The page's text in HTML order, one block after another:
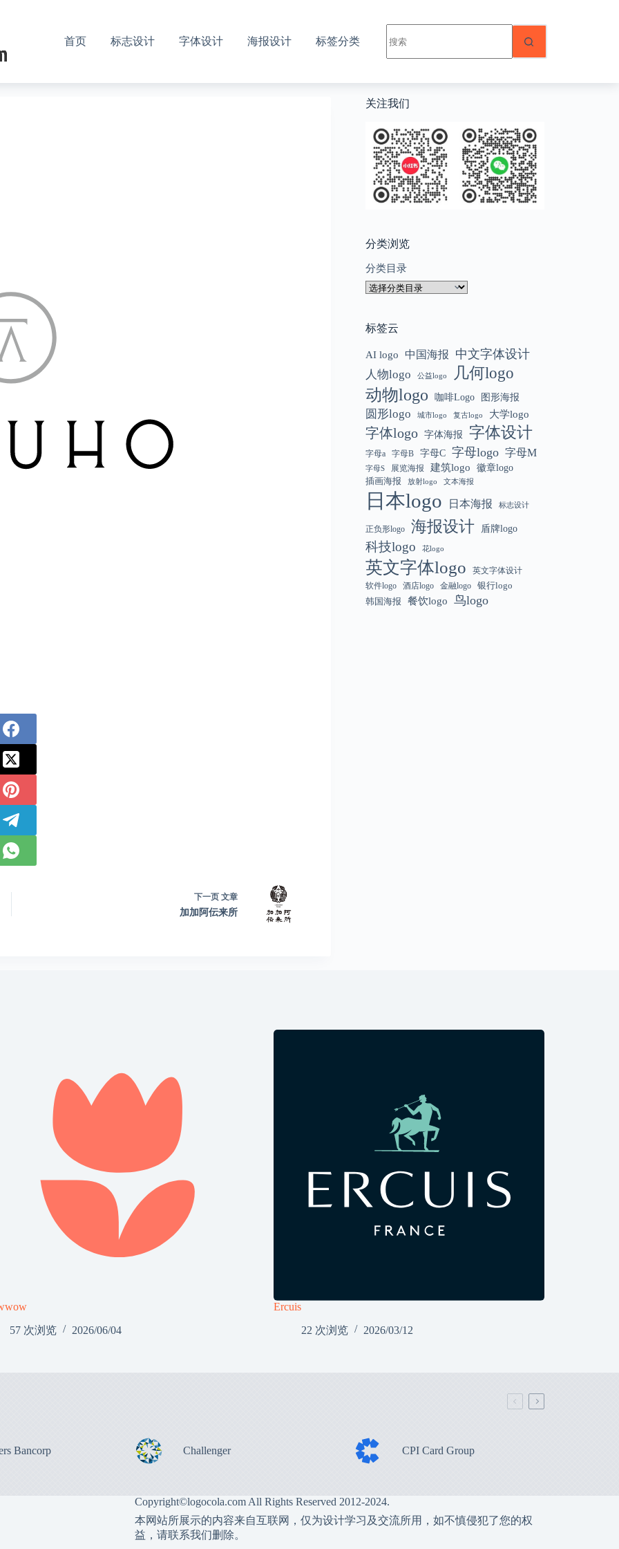
首页 标志设计 字体设计 海报设计 标签分类
结
果
下一页文章
加加阿伝来所
关注我们
分类浏览
分类目录
标签云
AI logo 中国海报 中文字体设计
人物logo 公益logo
几何logo
动物logo
咖啡Logo 图形海报
圆形logo 城市logo 复古logo 大学logo
字体logo 字体海报 字体设计
字母a 字母B 字母C 字母logo 字母M
字母S 展览海报 建筑logo 徽章logo
插画海报 放射logo 文本海报
日本logo 日本海报 标志设计
正负形logo 海报设计 盾牌logo
科技logo 花logo
英文字体logo
英文字体设计
软件logo
酒店logo 金融logo
银行logo
韩国海报
餐饮logo 鸟logo
57 次浏览
2026/06/04
Ercuis
22 次浏览
2026/03/12
Bancorp Challenger CPI Card Group
Copyright©logocola.com All Rights Reserved 2012-2024.
本网站所展示的内容来自互联网，仅为设计学习及交流所用，如不慎侵犯了您的权
益，请联系我们删除。